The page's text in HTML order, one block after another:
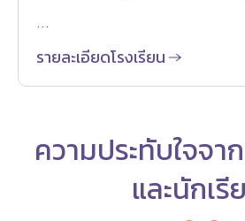
...
รายละเอียดโรงเรียน
ความประทับใจจ
และนักเรี